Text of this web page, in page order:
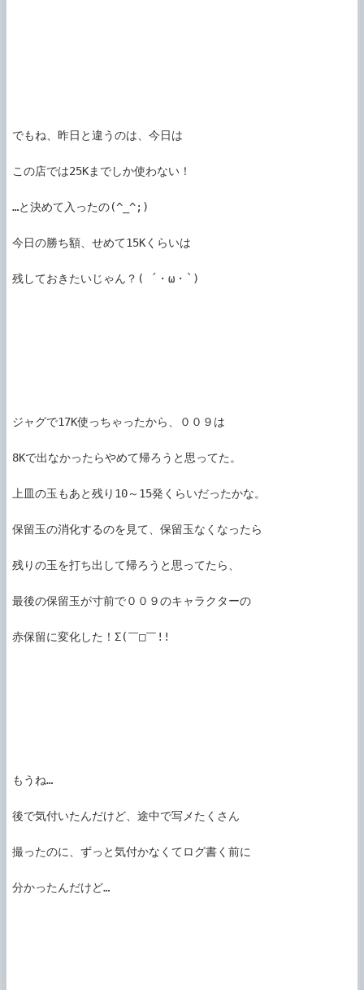
でもね、昨日と違うのは、今日は
この店では25Kまでしか使わない！
…と決めて入ったの(^_^;)
今日の勝ち額、せめて15Kくらいは
残しておきたいじゃん？( ´・ω・`)
ジャグで17K使っちゃったから、００９は
8Kで出なかったらやめて帰ろうと思ってた。
上皿の玉もあと残り10～15発くらいだったかな。
保留玉の消化するのを見て、保留玉なくなったら
残りの玉を打ち出して帰ろうと思ってたら、
最後の保留玉が寸前で００９のキャラクターの
赤保留に変化した！Σ(￣□￣!!
もうね…
後で気付いたんだけど、途中で写メたくさん
撮ったのに、ずっと気付かなくてログ書く前に
分かったんだけど…